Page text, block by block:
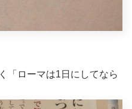
「ローマは1日にしてなら